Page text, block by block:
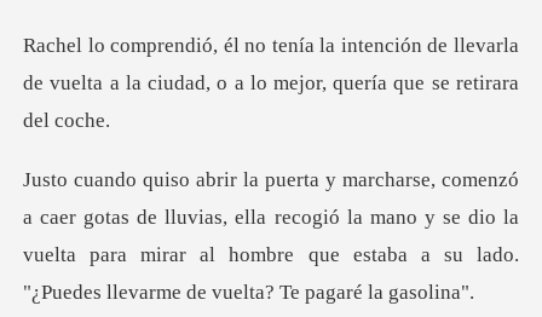
ión de llevarla
de vuelta a la ciudad, o a
lluvias, ella recogió la mano y se dio la
vuelta para mirar al hombre qu